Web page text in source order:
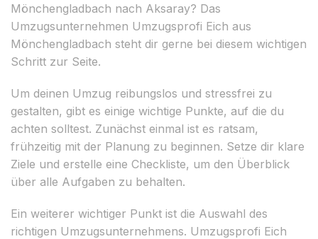
Mönchengladbach nach Aksaray? Das
Umzugsunternehmen Umzugsprofi Eich aus
Mönchengladbach steht dir gerne bei diesem wichtigen
Schritt zur Seite.
Um deinen Umzug reibungslos und stressfrei zu
gestalten, gibt es einige wichtige Punkte, auf die du
achten solltest. Zunächst einmal ist es ratsam,
frühzeitig mit der Planung zu beginnen. Setze dir klare
Ziele und erstelle eine Checkliste, um den Überblick
über alle Aufgaben zu behalten.
Ein weiterer wichtiger Punkt ist die Auswahl des
richtigen Umzugsunternehmens. Umzugsprofi Eich